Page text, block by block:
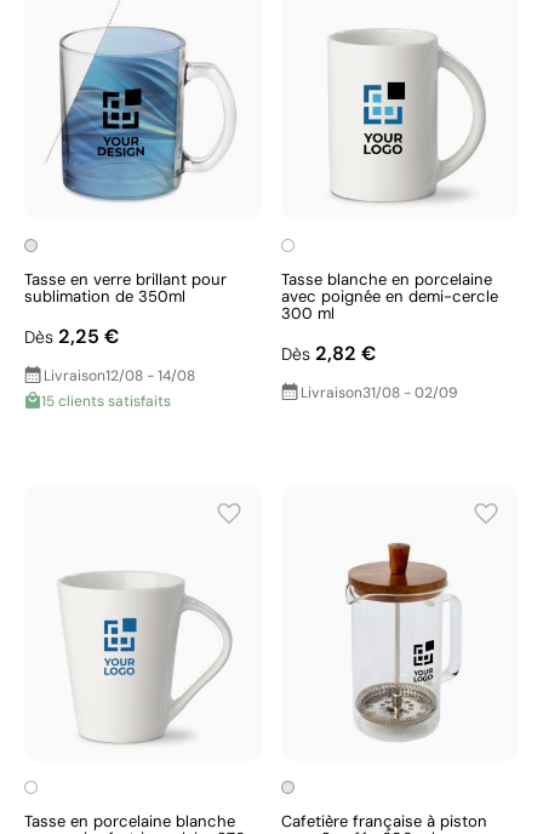
Tasse en verre brillant pour
sublimation de 350ml
Dès 2,25 €
Livraison12/08 - 14/08
15 clients satisfaits
Tasse blanche en porcelaine
avec poignée en demi-cercle
300 ml
Dès 2,82 €
Livraison31/08 - 02/09
Tasse en porcelaine blanche
Cafetière française à piston